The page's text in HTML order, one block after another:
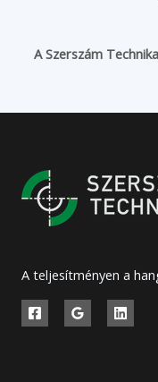
A Szerszám
A teljesítményen a